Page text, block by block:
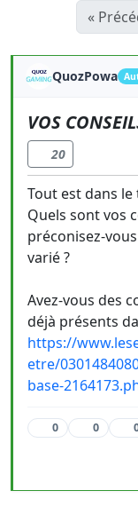
«
QuozPowa
VOS
20
Tout est dans le
Quels sont vos
préconisez-
varié ?
Avez-vous des
déjà présents
https://
etre/
base-
0 0